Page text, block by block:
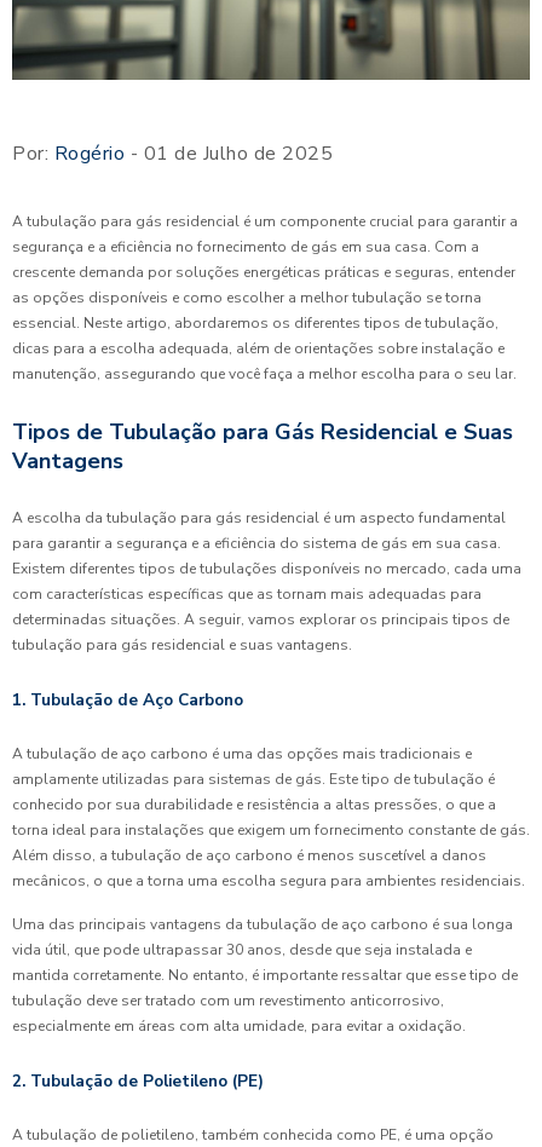
Por: Rogério - 01 de Julho de 2025
A tubulação para gás residencial é um componente crucial para garantir a
segurança e a eficiência no fornecimento de gás em sua casa. Com a
crescente demanda por soluções energéticas práticas e seguras, entender
as opções disponíveis e como escolher a melhor tubulação se torna
essencial. Neste artigo, abordaremos os diferentes tipos de tubulação,
dicas para a escolha adequada, além de orientações sobre instalação e
manutenção, assegurando que você faça a melhor escolha para o seu lar.
Tipos de Tubulação para Gás Residencial e Suas
Vantagens
A escolha da tubulação para gás residencial é um aspecto fundamental
para garantir a segurança e a eficiência do sistema de gás em sua casa.
Existem diferentes tipos de tubulações disponíveis no mercado, cada uma
com características específicas que as tornam mais adequadas para
determinadas situações. A seguir, vamos explorar os principais tipos de
tubulação para gás residencial e suas vantagens.
1. Tubulação de Aço Carbono
A tubulação de aço carbono é uma das opções mais tradicionais e
amplamente utilizadas para sistemas de gás. Este tipo de tubulação é
conhecido por sua durabilidade e resistência a altas pressões, o que a
torna ideal para instalações que exigem um fornecimento constante de gás.
Além disso, a tubulação de aço carbono é menos suscetível a danos
mecânicos, o que a torna uma escolha segura para ambientes residenciais.
Uma das principais vantagens da tubulação de aço carbono é sua longa
vida útil, que pode ultrapassar 30 anos, desde que seja instalada e
mantida corretamente. No entanto, é importante ressaltar que esse tipo de
tubulação deve ser tratado com um revestimento anticorrosivo,
especialmente em áreas com alta umidade, para evitar a oxidação.
2. Tubulação de Polietileno (PE)
A tubulação de polietileno, também conhecida como PE, é uma opção